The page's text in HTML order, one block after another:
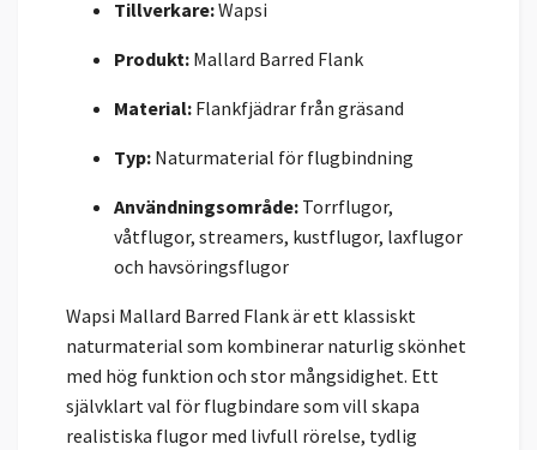
Tillverkare:Wapsi
Produkt: Mallard Barred Flank
Material: Flankfjädrar från gräsand
Typ: Naturmaterial för flugbindning
Användningsområde: Torrflugor,
våtflugor, streamers, kustflugor, laxflugor
och havsöringsflugor
Wapsi Mallard Barred Flank är ett klassiskt
naturmaterial som kombinerar naturlig skönhet
med hög funktion och stor mångsidighet. Ett
självklart val för flugbindare som vill skapa
realistiska flugor med livfull rörelse, tydlig